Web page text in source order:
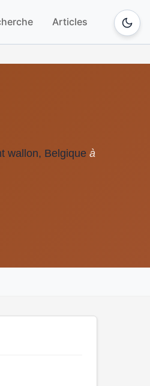
Articles
wallon, Belgique à